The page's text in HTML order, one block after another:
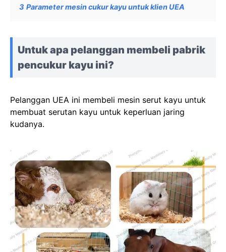
3 Parameter mesin cukur kayu untuk klien UEA
Untuk apa pelanggan membeli pabrik
pencukur kayu ini?
Pelanggan UEA ini membeli mesin serut kayu untuk
membuat serutan kayu untuk keperluan jaring
kudanya.